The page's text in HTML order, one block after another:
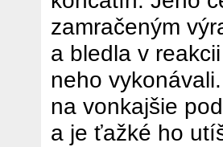
zamračeným
a bledla v
neho
na vonkajšie
a je ťažké ho